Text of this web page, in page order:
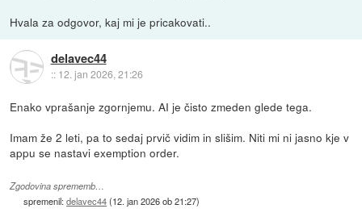
Hvala za odgovor, kaj mi je pricakovati..
delavec44
:: 12. jan 2026, 21:26
Enako vprašanje zgornjemu. AI je čisto zmeden glede tega.
Imam že 2 leti, pa to sedaj prvič vidim in slišim. Niti mi ni jasno kje v
appu se nastavi exemption order.
Zgodovina sprememb…
spremenil:delavec44(12. jan 2026 ob 21:27)